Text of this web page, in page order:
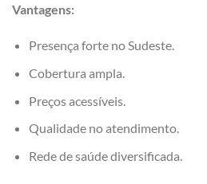
Vantagens:
Presença forte no Sudeste.
Cobertura ampla.
Preços acessíveis.
Qualidade no atendimento.
Rede de saúde diversificada.